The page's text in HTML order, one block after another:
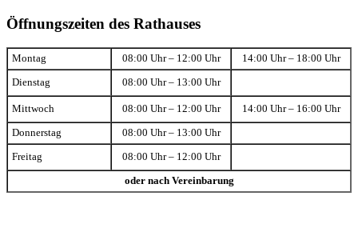
Öffnungszeiten des Rathauses
Montag 08:00 Uhr – 12:00 Uhr 14:00 Uhr – 18:00 Uhr
Dienstag 08:00 Uhr – 13:00 Uhr
Mittwoch 08:00 Uhr – 12:00 Uhr 14:00 Uhr – 16:00 Uhr
Donnerstag 08:00 Uhr – 13:00 Uhr
Freitag 08:00 Uhr – 12:00 Uhr
oder nach Vereinbarung